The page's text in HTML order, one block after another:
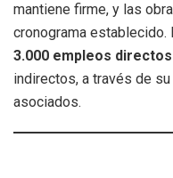
mantiene firme, y las
cronograma establecido.
3.000 empleos directos
indirectos, a través de
asociados.